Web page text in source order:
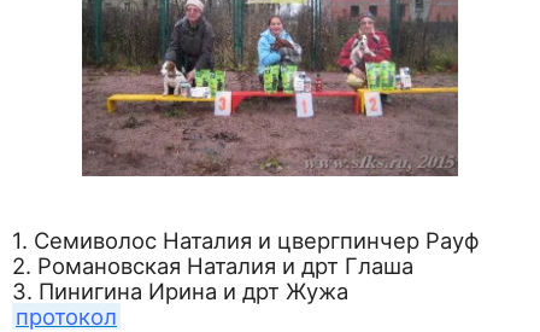
1. Семиволос Наталия и цвергпинчер Рауф
2. Романовская Наталия и дрт Глаша
3. Пинигина Ирина и дрт Жужа
протокол